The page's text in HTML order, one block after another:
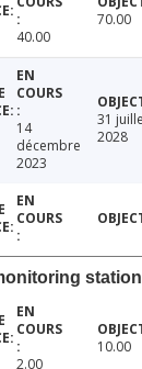
40.00
70.00
14
décembre
2023
31
2028
2.00
10.00